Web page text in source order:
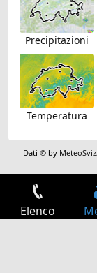
Precipitazioni
Temperatura
Dati © by
Elenco